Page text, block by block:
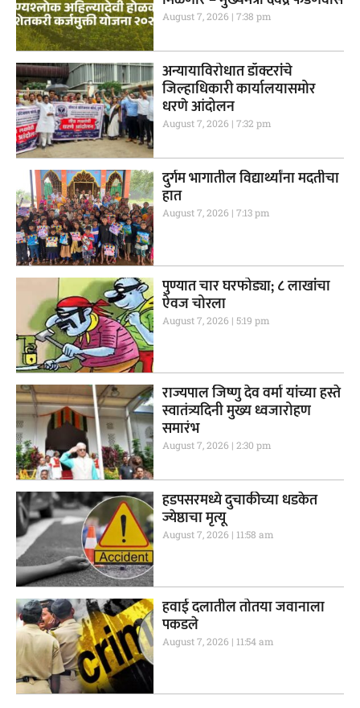
August 7, 2026 7:38 pm
अन्यायाविरोधात डॉक्टरांचे
जिल्हाधिकारी कार्यालयासमोर
धरणे आंदोलन
August 7, 2026 7:32 pm
दुर्गम भागातील विद्यार्थ्यांना मदतीचा
हात
August 7, 2026 7:13 pm
पुण्यात चार घरफोड्या; ८ लाखांचा
ऐवज चोरला
August 7, 2026 5:19 pm
राज्यपाल जिष्णु देव वर्मा यांच्या हस्ते
स्वातंत्र्यदिनी मुख्य ध्वजारोहण
समारंभ
August 7, 2026 2:30 pm
हडपसरमध्ये दुचाकीच्या धडकेत
ज्येष्ठाचा मृत्यू
August 7, 2026 11:58 am
हवाई दलातील तोतया जवानाला
पकडले
August 7, 2026 11:54 am